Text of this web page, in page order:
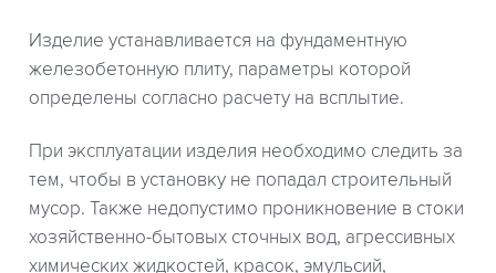
Изделие устанавливается на фундаментную
железобетонную плиту, параметры которой
определены согласно расчету на всплытие.
При эксплуатации изделия необходимо следить за
тем, чтобы в установку не попадал строительный
мусор. Также недопустимо проникновение в стоки
хозяйственно-бытовых сточных вод, агрессивных
химических жидкостей, красок, эмульсий,